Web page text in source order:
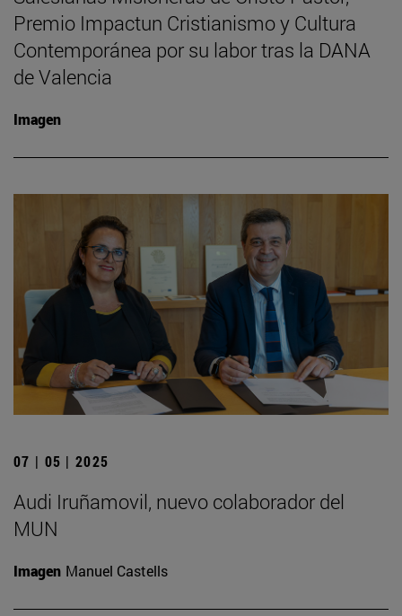
Premio Impactun Cristianismo y Cultura
Contemporánea por su labor tras la DANA
de Valencia
Imagen
07 | 05 | 2025
Audi Iruñamovil, nuevo colaborador del
MUN
Imagen Manuel Castells